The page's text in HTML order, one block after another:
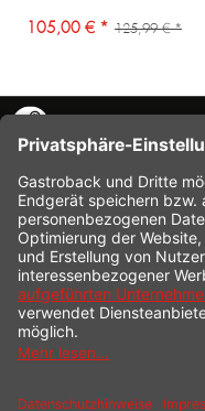
105,00 € * 125,99 € *
SERVICE HOTLINE
INFORMATION
SHOP SERVICE